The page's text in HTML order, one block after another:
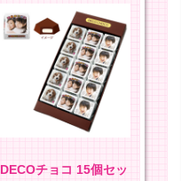
DECOチョコ 15個セッ